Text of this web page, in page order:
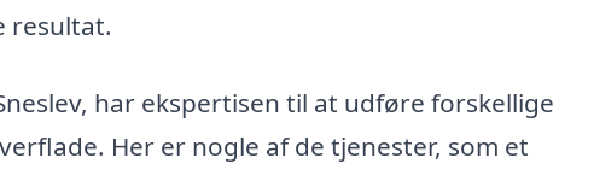
resultat.
har ekspertisen til at udføre forskellige
Her er nogle af de tjenester, som et